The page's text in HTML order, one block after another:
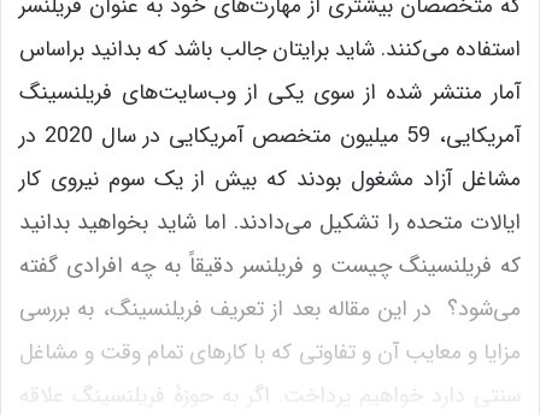
استفاده می‌کنند. شاید برایتان جالب باشد که بدانید براساس
آمار منتشر شده از سوی یکی از وب‌سایت‌های فریلنسینگ
آمریکایی، 59 میلیون متخصص آمریکایی در سال 2020 در
مشاغل آزاد مشغول بودند که بیش از یک سوم نیروی کار
ایالات متحده را تشکیل می‌دادند. اما شاید بخواهید بدانید
که فریلنسینگ چیست و فریلنسر دقیقاً به چه افرادی گفته
می‌شود؟ در این مقاله بعد از تعریف فریلنسینگ، به بررسی
مزایا و معایب آن و تفاوتی که با کارهای تمام وقت و مشاغل
سنتی دارد خواهیم پرداخت. اگر به حوزۀ فریلنسینگ علاقه